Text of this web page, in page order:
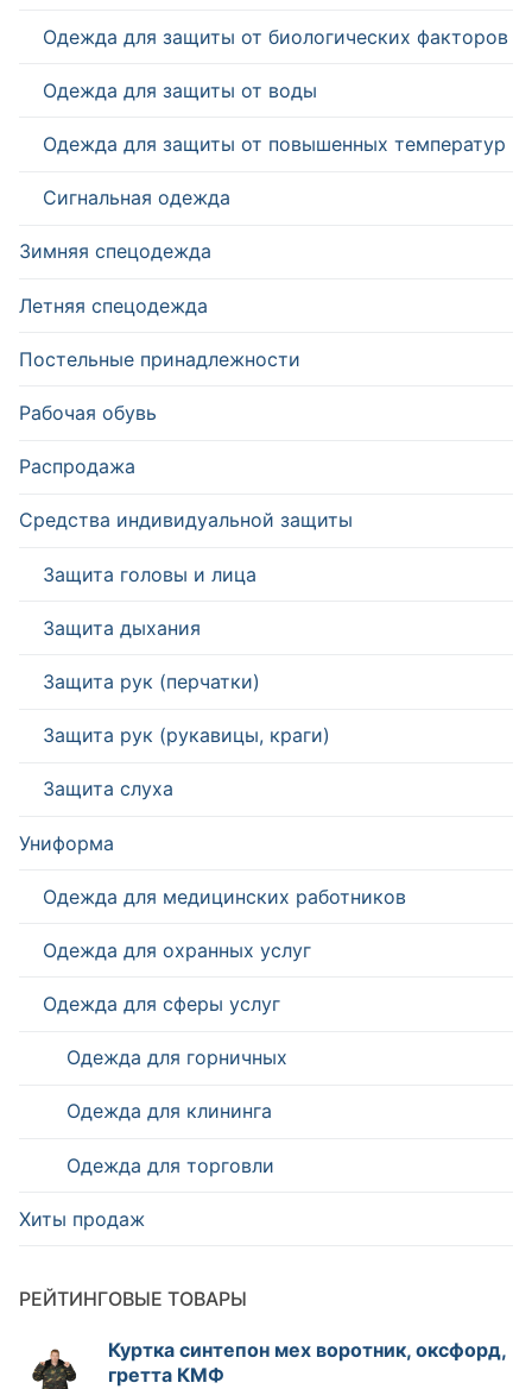
Одежда для защиты от биологических факторов
Одежда для защиты от воды
Одежда для защиты от повышенных температур
Сигнальная одежда
Зимняя спецодежда
Летняя спецодежда
Постельные принадлежности
Рабочая обувь
Распродажа
Средства индивидуальной защиты
Защита головы и лица
Защита дыхания
Защита рук (перчатки)
Защита рук (рукавицы, краги)
Защита слуха
Униформа
Одежда для медицинских работников
Одежда для охранных услуг
Одежда для сферы услуг
Одежда для горничных
Одежда для клининга
Одежда для торговли
Хиты продаж
РЕЙТИНГОВЫЕ ТОВАРЫ
Куртка синтепон мех воротник, оксфорд,
гретта КМФ